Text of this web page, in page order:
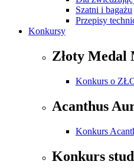
Szatni i bagażu
Przepisy
Konkursy
Złoty Medal
Konkurs o
Acanthus
Konkurs
Konkurs